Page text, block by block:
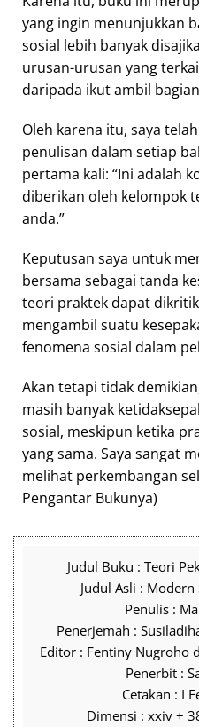
yang ingin menunjukkan
sosial lebih banyak
urusan-urusan yang
daripada ikut ambil
Oleh karena itu, saya
penulisan dalam setiap
pertama kali: “Ini adalah
diberikan oleh kelompok
anda.”
Keputusan saya untuk
bersama sebagai tanda
teori praktek dapat
mengambil suatu
fenomena sosial dalam
Akan tetapi tidak
masih banyak
sosial, meskipun ketika
yang sama. Saya sangat
melihat perkembangan
Pengantar Bukunya)
Judul Buku : Teori
Judul Asli :
Penulis :
Penerjemah :
Editor : Fentiny Nugroho
Penerbit :
Cetakan : I
Dimensi : xxiv +